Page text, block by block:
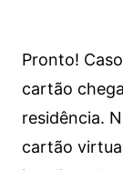
Pronto!
cartão
residência.
cartão